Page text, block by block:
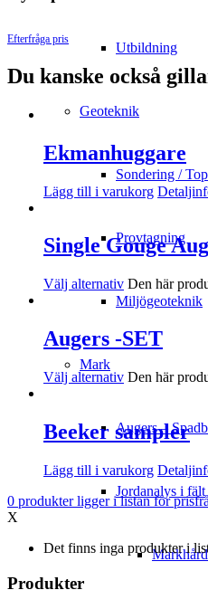
Utbildning
Geoteknik
Sondering /
Provtagning
Miljögeoteknik
Mark
Augers –
Jordanalys i fält
Efterfråga pris
Du kanske också
Ekmanhuggare
Lägg till i varukorg
Single Gouge
Välj alternativ Den här
Augers -SET
Välj alternativ Den här
Beeker sampler
Lägg till i varukorg
0 produkterligger i listan för
X
Det finns inga produkter i
Produkter